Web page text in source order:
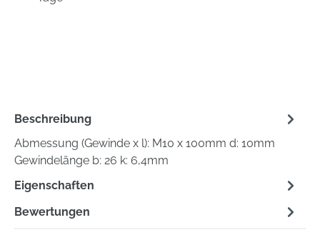
Beschreibung
Abmessung (Gewinde x l): M10 x 100mm d: 10mm
Gewindelänge b: 26 k: 6,4mm
Eigenschaften
Bewertungen